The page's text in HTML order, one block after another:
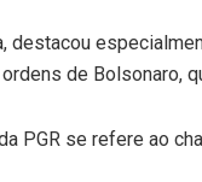
destacou
de Bolsonaro,
PGR se refere ao